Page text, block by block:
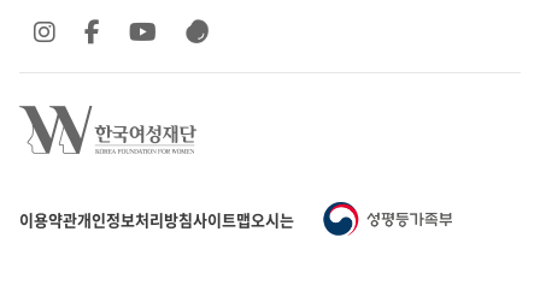
이용약관개인정보처리방침사이트맵오시는 길
SNS 바로가기
SNS 바로가기SNS 바로가기
SNS 바로가기